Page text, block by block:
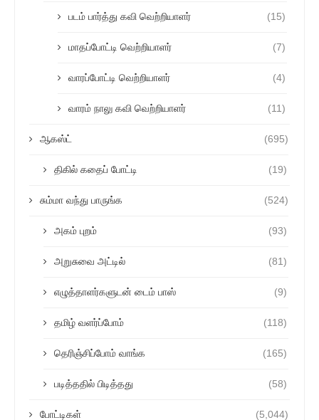
படம் பார்த்து கவி வெற்றியாளர் (15)
மாதப்போட்டி வெற்றியாளர் (7)
வாரப்போட்டி வெற்றியாளர் (4)
வாரம் நாலு கவி வெற்றியாளர் (11)
ஆகஸ்ட் (695)
திகில் கதைப் போட்டி (19)
சும்மா வந்து பாருங்க (524)
அகம் புறம் (93)
அறுசுவை அட்டில் (81)
எழுத்தாளர்களுடன் டைம் பாஸ் (9)
தமிழ் வளர்ப்போம் (118)
தெரிஞ்சிப்போம் வாங்க (165)
படித்ததில் பிடித்தது (58)
போட்டிகள் (5,044)